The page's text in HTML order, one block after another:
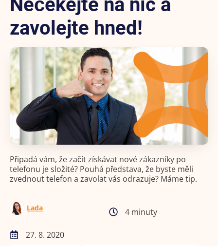
Nečekejte na nic a
zavolejte hned!
Připadá vám, že začít získávat nové zákazníky po
telefonu je složité? Pouhá představa, že byste měli
zvednout telefon a zavolat vás odrazuje? Máme tip.
Lada 4 minuty
27. 8. 2020